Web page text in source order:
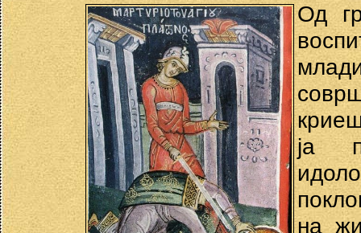
Од
ја
на